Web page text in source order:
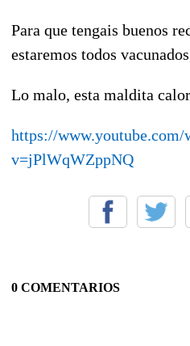
Para que tengais buenos
estaremos todos
Lo malo, esta maldita
https://www.youtube.com/
v=jPlWqWZppNQ
0 COMENTARIOS